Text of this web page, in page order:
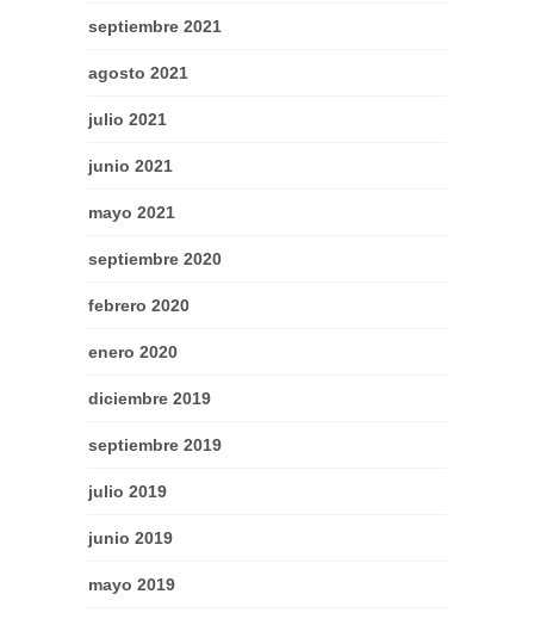
septiembre 2021
agosto 2021
julio 2021
junio 2021
mayo 2021
septiembre 2020
febrero 2020
enero 2020
diciembre 2019
septiembre 2019
julio 2019
junio 2019
mayo 2019